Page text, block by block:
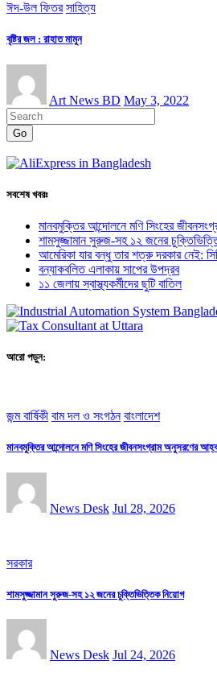
ঈদ-উল ফিতর সাহিত্য
বৃষ্টির জল : রাহাত মামুন
Art News BD May 3, 2022
Go
সবশেষ খবরঃ
মানবমুক্তির আন্দোলনে মণি সিংহের
শামসুজ্জামান সুরুজ-সহ ১২ জনের
আমেরিকা যার বন্ধু তার শত্রু দরকার নেই:
বন্যাকবলিত এলাকায় সাপের উপদ্রব
১১ জেলায় স্বাস্থ্যকর্মীদের ছুটি বাতিল
আরো পড়ুন:
জন্ম বার্ষিকী বাম দল ও সংগঠন বাংলাদেশ
মানবমুক্তির আন্দোলনে মণি সিংহের জীবনসংগ্রাম অনুসরণের
News Desk Jul 28, 2026
সরকার
শামসুজ্জামান সুরুজ-সহ ১২ জনের চুক্তিভিত্তিক নিয়োগ
News Desk Jul 24, 2026